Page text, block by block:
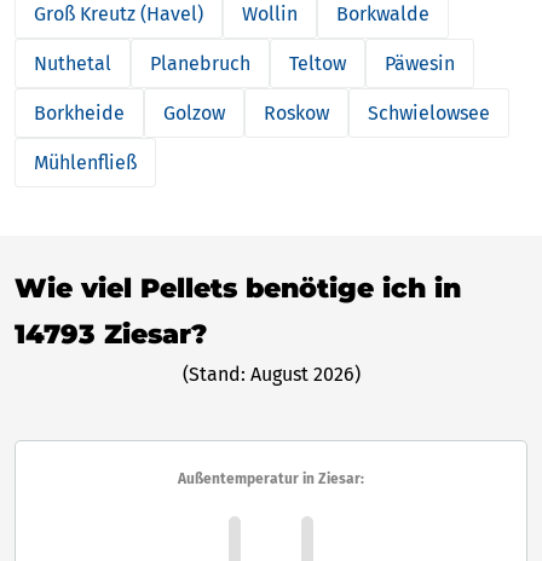
Groß Kreutz (Havel) Wollin Borkwalde
Nuthetal Planebruch Teltow Päwesin
Borkheide Golzow Roskow Schwielowsee
Mühlenfließ
Wie viel Pellets benötige ich in
14793 Ziesar?
(Stand: August 2026)
Außentemperatur in Ziesar: